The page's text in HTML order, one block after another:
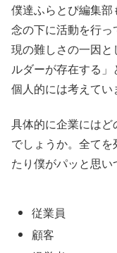
僕達ふらとぴ編集
念の下に活動を行
現の難しさの一因
ルダーが存在する
個人的には考えてい
具体的に企業には
でしょうか。全て
たり僕がパッと思い
従業員
顧客